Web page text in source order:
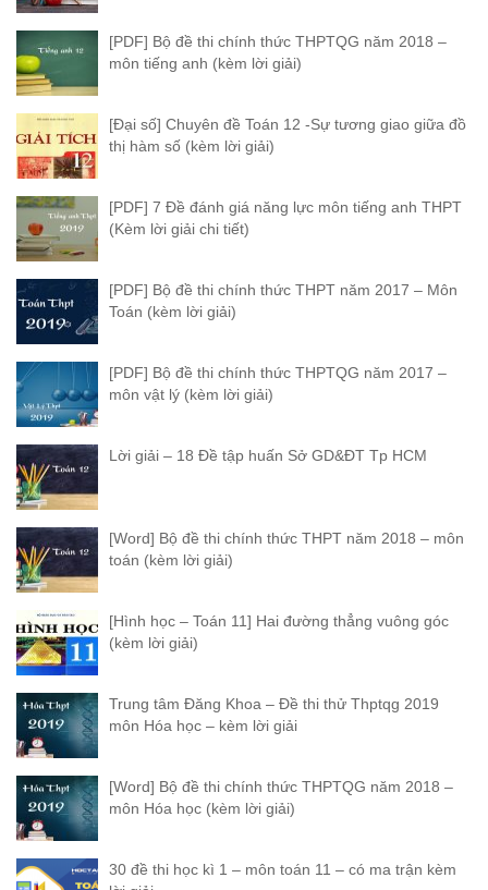
[PDF] Bộ đề thi chính thức THPTQG năm 2018 –
môn tiếng anh (kèm lời giải)
[Đại số] Chuyên đề Toán 12 -Sự tương giao giữa đồ
thị hàm số (kèm lời giải)
[PDF] 7 Đề đánh giá năng lực môn tiếng anh THPT
(Kèm lời giải chi tiết)
[PDF] Bộ đề thi chính thức THPT năm 2017 – Môn
Toán (kèm lời giải)
[PDF] Bộ đề thi chính thức THPTQG năm 2017 –
môn vật lý (kèm lời giải)
Lời giải – 18 Đề tập huấn Sở GD&ĐT Tp HCM
[Word] Bộ đề thi chính thức THPT năm 2018 – môn
toán (kèm lời giải)
[Hình học – Toán 11] Hai đường thẳng vuông góc
(kèm lời giải)
Trung tâm Đăng Khoa – Đề thi thử Thptqg 2019
môn Hóa học – kèm lời giải
[Word] Bộ đề thi chính thức THPTQG năm 2018 –
môn Hóa học (kèm lời giải)
30 đề thi học kì 1 – môn toán 11 – có ma trận kèm